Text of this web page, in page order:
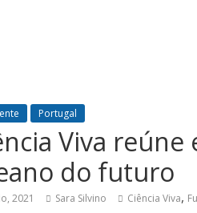
Portugal
Viva
do futuro
2021 Sara Silvino Ciência Viva,